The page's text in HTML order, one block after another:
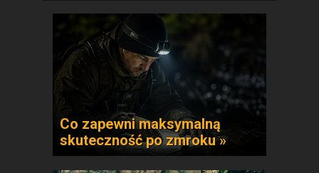
Co zapewni maksymalną
skuteczność po zmroku »